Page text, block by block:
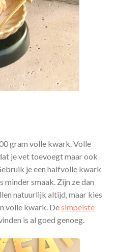
gram volle kwark. Volle
je vet toevoegt maar ook
je een halfvolle kwark
smaak. Zijn ze dan
natuurlijk altijd, maar kies
volle kwark. Desimpelste
is al goed genoeg.